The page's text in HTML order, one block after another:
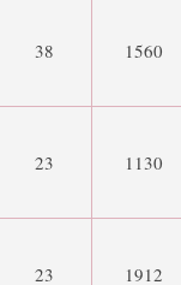
38 1560
23 1130
23 1912